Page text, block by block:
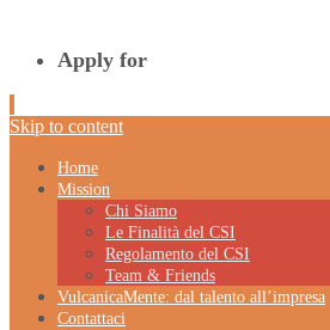
Apply for
Skip to content
Home
Mission
Chi Siamo
Le Finalità del CSI
Regolamento del CSI
Team & Friends
VulcanicaMente: dal talento all’impresa
Contattaci